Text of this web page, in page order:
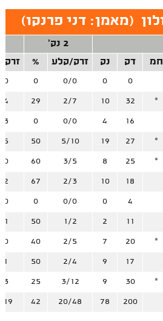
(מאמן: דני פרנקו)
2 נק'
חמ דק נק זרק/קלע %
0
0
0/0
0
0
*
32
10
2/7
29
4
16
4
0/0
0
3
*
27
19
5/10
50
5
*
25
8
3/5
60
0
18
10
2/3
67
2
4
0
0/0
0
0
11
2
1/2
50
1
*
20
7
2/5
40
0
17
9
2/4
50
1
*
30
9
3/12
25
3
200
78
20/48
42
19